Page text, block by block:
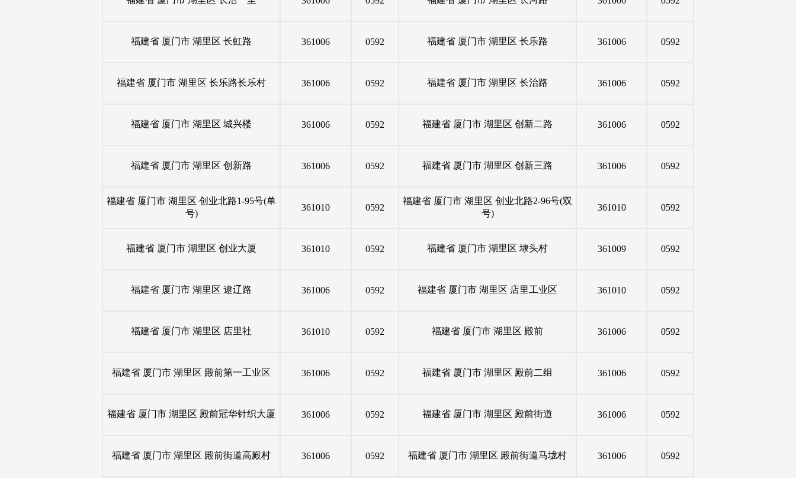
福建省 厦门市 湖里区 长虹路 361006 0592 福建省 厦门市 湖里区 长乐路 361006 0592
福建省 厦门市 湖里区 长乐路长乐村 361006 0592 福建省 厦门市 湖里区 长治路 361006 0592
福建省 厦门市 湖里区 城兴楼 361006 0592 福建省 厦门市 湖里区 创新二路 361006 0592
福建省 厦门市 湖里区 创新路 361006 0592 福建省 厦门市 湖里区 创新三路 361006 0592
福建省 厦门市 湖里区 创业北路1-95号(单
号)
361010 0592
福建省 厦门市 湖里区 创业北路2-96号(双
号)
361010 0592
福建省 厦门市 湖里区 创业大厦 361010 0592 福建省 厦门市 湖里区 埭头村 361009 0592
福建省 厦门市 湖里区 逮辽路 361006 0592 福建省 厦门市 湖里区 店里工业区 361010 0592
福建省 厦门市 湖里区 店里社 361010 0592 福建省 厦门市 湖里区 殿前 361006 0592
福建省 厦门市 湖里区 殿前第一工业区 361006 0592 福建省 厦门市 湖里区 殿前二组 361006 0592
福建省 厦门市 湖里区 殿前冠华针织大厦 361006 0592 福建省 厦门市 湖里区 殿前街道 361006 0592
福建省 厦门市 湖里区 殿前街道高殿村 361006 0592 福建省 厦门市 湖里区 殿前街道马垅村 361006 0592